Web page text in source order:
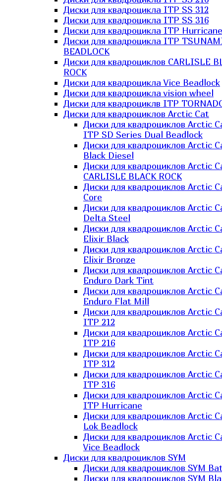
Диски для квадроцикла ITP SS 312
Диски для квадроцикла ITP SS 316
Диски для квадроцикла ITP Hurricane
Диски для квадроцикла ITP
BEADLOCK
Диски для квадроциклов CARLISLE
ROCK
Диски для квадроцикла Vice Beadlock
Диски для квадроцикла vision wheel
Диски для квадроциклв ITP
Диски для квадроциклов Arctic Cat
Диски для квадроциклов Arctic
ITP SD Series Dual Beadlock
Диски для квадроциклов Arctic
Black Diesel
Диски для квадроциклов Arctic
CARLISLE BLACK ROCK
Диски для квадроциклов Arctic
Core
Диски для квадроциклов Arctic
Delta Steel
Диски для квадроциклов Arctic
Elixir Black
Диски для квадроциклов Arctic
Elixir Bronze
Диски для квадроциклов Arctic
Enduro Dark Tint
Диски для квадроциклов Arctic
Enduro Flat Mill
Диски для квадроциклов Arctic
ITP 212
Диски для квадроциклов Arctic
ITP 216
Диски для квадроциклов Arctic
ITP 312
Диски для квадроциклов Arctic
ITP 316
Диски для квадроциклов Arctic
ITP Hurricane
Диски для квадроциклов Arctic
Lok Beadlock
Диски для квадроциклов Arctic
Vice Beadlock
Диски для квадроциклов SYM
Диски для квадроциклов SYM
Диски для квадроциклов SYM